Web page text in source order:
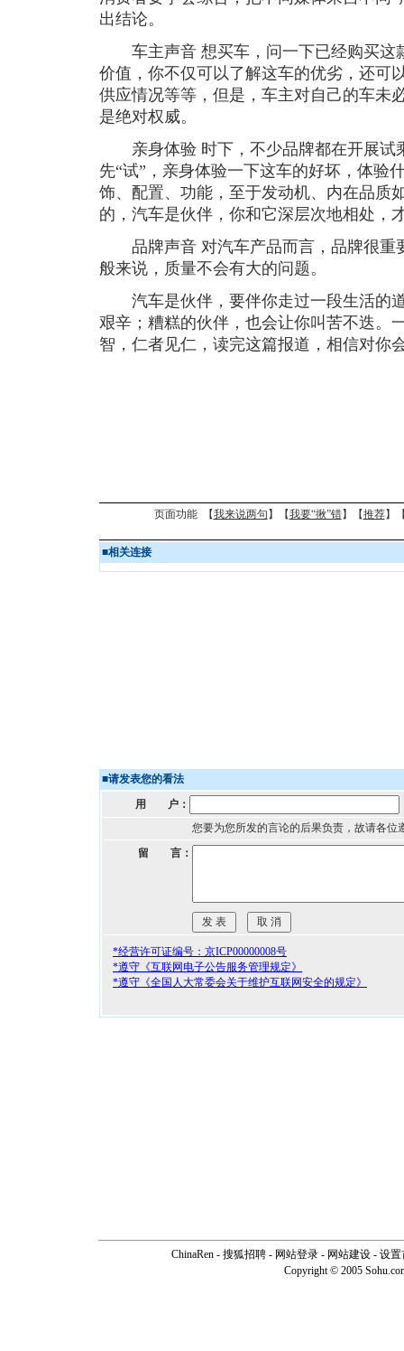
出结论。
车主声音 想买车，问一下已经购买这
价值，你不仅可以了解这车的优劣，还可
供应情况等等，但是，车主对自己的车未
是绝对权威。
亲身体验 时下，不少品牌都在开展试
先“试”，亲身体验一下这车的好坏，体验
饰、配置、功能，至于发动机、内在品质
的，汽车是伙伴，你和它深层次地相处，
品牌声音 对汽车产品而言，品牌很重
般来说，质量不会有大的问题。
汽车是伙伴，要伴你走过一段生活的
艰辛；糟糕的伙伴，也会让你叫苦不迭。
智，仁者见仁，读完这篇报道，相信对你
页面功能 【我来说两句 】【我要“揪”错】【推荐】
■相关连接
■请发表您的看法
用 户：
您要为您所发的言论的后果负责，故请各位
留 言：
*经营许可证编号：京ICP00000008号
*遵守《互联网电子公告服务管理规定》
*遵守《全国人大常委会关于维护互联网安全的规定》
ChinaRen - 搜狐招聘 - 网站登录 - 网站建设 - 设置
Copyright © 2005